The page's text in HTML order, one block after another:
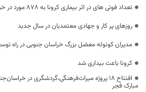
تعداد فوتی های در اثر بیماری کرونا به 878 مورد در خراسان جنوبی رسید
روزهای پر کار و جهادی معتمدیان در سال جدید
مدیران کوتوله معضل بزرگ خراسان جنوبی در راه
کرونا باعث بیداری شد
افتتاح ۱۸ پروژه میراث‌فرهنگی،گردشگری در
مبارک فجر